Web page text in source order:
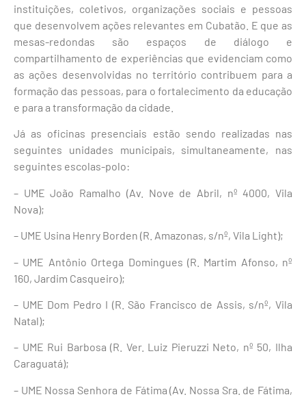
instituições, coletivos, organizações sociais e pessoas
que desenvolvem ações relevantes em Cubatão. E que as
mesas-redondas são espaços de diálogo e
compartilhamento de experiências que evidenciam como
as ações desenvolvidas no território contribuem para a
formação das pessoas, para o fortalecimento da educação
e para a transformação da cidade.
Já as oficinas presenciais estão sendo realizadas nas
seguintes unidades municipais, simultaneamente, nas
seguintes escolas-polo:
– UME João Ramalho (Av. Nove de Abril, nº 4000, Vila
Nova);
– UME Usina Henry Borden (R. Amazonas, s/nº, Vila Light);
– UME Antônio Ortega Domingues (R. Martim Afonso, nº
160, Jardim Casqueiro);
– UME Dom Pedro I (R. São Francisco de Assis, s/nº, Vila
Natal);
– UME Rui Barbosa (R. Ver. Luiz Pieruzzi Neto, nº 50, Ilha
Caraguatá);
– UME Nossa Senhora de Fátima (Av. Nossa Sra. de Fátima,